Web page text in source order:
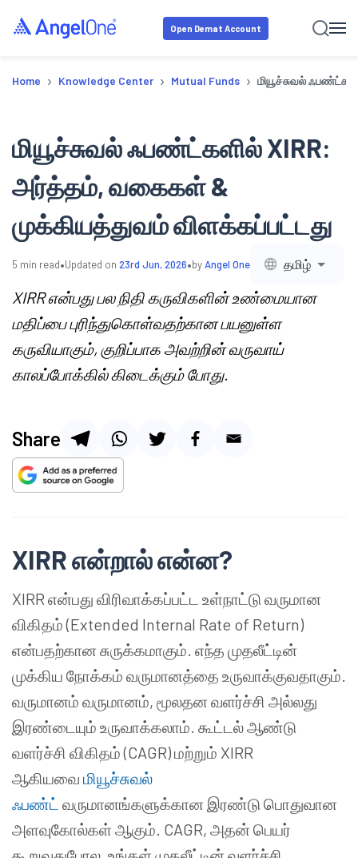
Open Demat Account
Home › Knowledge Center › Mutual Funds › மியூச்சுவல்
மியூச்சுவல் ஃபண்ட்களில் XIRR:
அர்த்தம், வகைகள் &
முக்கியத்துவம் விளக்கப்பட்டது
5 min read•Updated on 23rd Jun, 2026•byAngel One தமிழ்
XIRR என்பது பல நிதி கருவிகளின் உண்மையான
மதிப்பை புரிந்துகொள்வதற்கான பயனுள்ள
கருவியாகும், குறிப்பாக அவற்றின் வருவாய்
காலப்போக்கில் கிடைக்கும் போது.
Share
XIRR என்றால் என்ன?
XIRR என்பது விரிவாக்கப்பட்ட உள்நாட்டு வருமான
விகிதம் (Extended Internal Rate of Return)
என்பதற்கான சுருக்கமாகும். எந்த முதலீட்டின்
முக்கிய நோக்கம் வருமானத்தை உருவாக்குவதாகும்.
வருமானம் வருமானம், மூலதன வளர்ச்சி அல்லது
இரண்டையும் உருவாக்கலாம். கூட்டல் ஆண்டு
வளர்ச்சி விகிதம் (CAGR) மற்றும் XIRR
ஆகியவை மியூச்சுவல்
ஃபண்ட் வருமானங்களுக்கான இரண்டு பொதுவான
அளவுகோல்கள் ஆகும். CAGR, அதன் பெயர்